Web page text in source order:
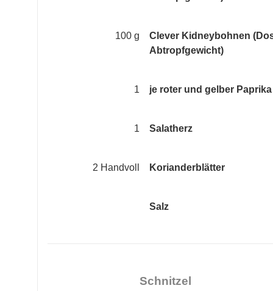
100 g
Clever Kidneybohnen
Abtropfgewicht)
1 je roter und gelber Paprika
1 Salatherz
2 Handvoll Korianderblätter
Salz
Schnitzel